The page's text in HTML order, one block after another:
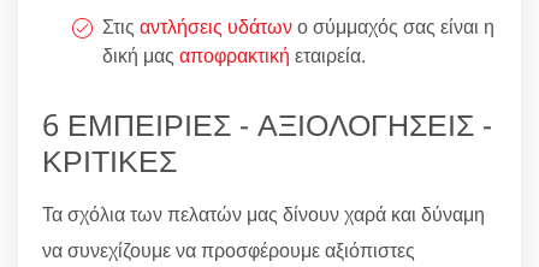
Στις αντλήσεις υδάτωνο σύμμαχός σας είναι η
δική μας αποφρακτική εταιρεία.
6 ΕΜΠΕΙΡΙΕΣ - ΑΞΙΟΛΟΓΗΣΕΙΣ -
ΚΡΙΤΙΚΕΣ
Τα σχόλια των πελατών μας δίνουν χαρά και δύναμη
να συνεχίζουμε να προσφέρουμε αξιόπιστες